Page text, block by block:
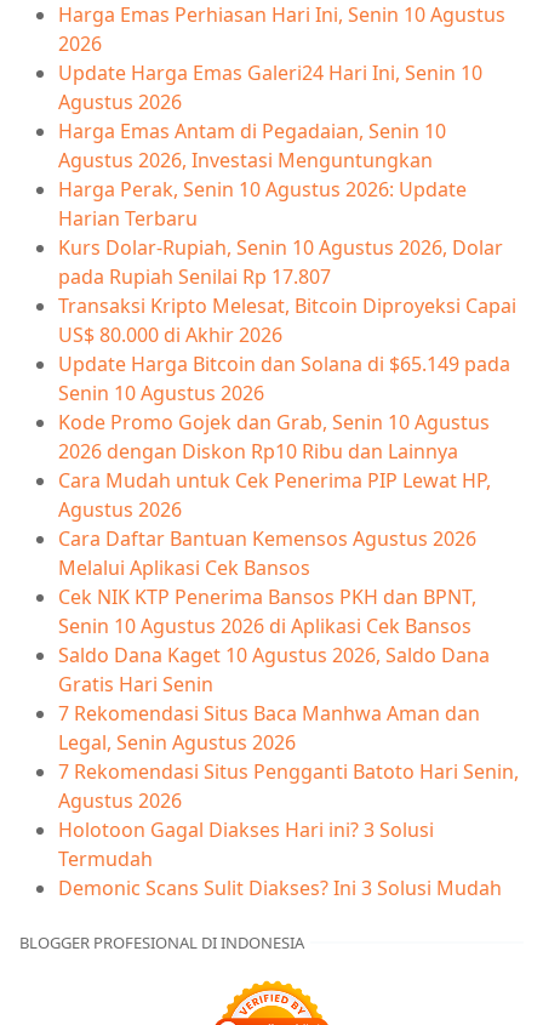
Harga Emas Perhiasan Hari Ini, Senin 10 Agustus
2026
Update Harga Emas Galeri24 Hari Ini, Senin 10
Agustus 2026
Harga Emas Antam di Pegadaian, Senin 10
Agustus 2026, Investasi Menguntungkan
Harga Perak, Senin 10 Agustus 2026: Update
Harian Terbaru
Kurs Dolar-Rupiah, Senin 10 Agustus 2026, Dolar
pada Rupiah Senilai Rp 17.807
Transaksi Kripto Melesat, Bitcoin Diproyeksi Capai
US$ 80.000 di Akhir 2026
Update Harga Bitcoin dan Solana di $65.149 pada
Senin 10 Agustus 2026
Kode Promo Gojek dan Grab, Senin 10 Agustus
2026 dengan Diskon Rp10 Ribu dan Lainnya
Cara Mudah untuk Cek Penerima PIP Lewat HP,
Agustus 2026
Cara Daftar Bantuan Kemensos Agustus 2026
Melalui Aplikasi Cek Bansos
Cek NIK KTP Penerima Bansos PKH dan BPNT,
Senin 10 Agustus 2026 di Aplikasi Cek Bansos
Saldo Dana Kaget 10 Agustus 2026, Saldo Dana
Gratis Hari Senin
7 Rekomendasi Situs Baca Manhwa Aman dan
Legal, Senin Agustus 2026
7 Rekomendasi Situs Pengganti Batoto Hari Senin,
Agustus 2026
Holotoon Gagal Diakses Hari ini? 3 Solusi
Termudah
Demonic Scans Sulit Diakses? Ini 3 Solusi Mudah
BLOGGER PROFESIONAL DI INDONESIA